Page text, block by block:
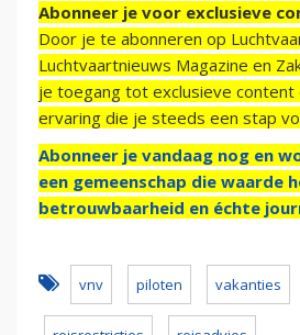
Abonneer je voor exclusieve
Door je te abonneren op
Luchtvaartnieuws Magazine en
je toegang tot exclusieve content
ervaring die je steeds een stap
Abonneer je vandaag nog en
een gemeenschap die waarde
betrouwbaarheid en échte
vnv piloten vakanties